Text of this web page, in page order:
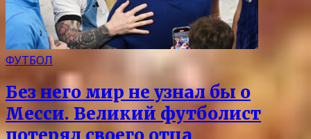
ФУТБОЛ
Без него мир не узнал бы о
Месси. Великий футболист